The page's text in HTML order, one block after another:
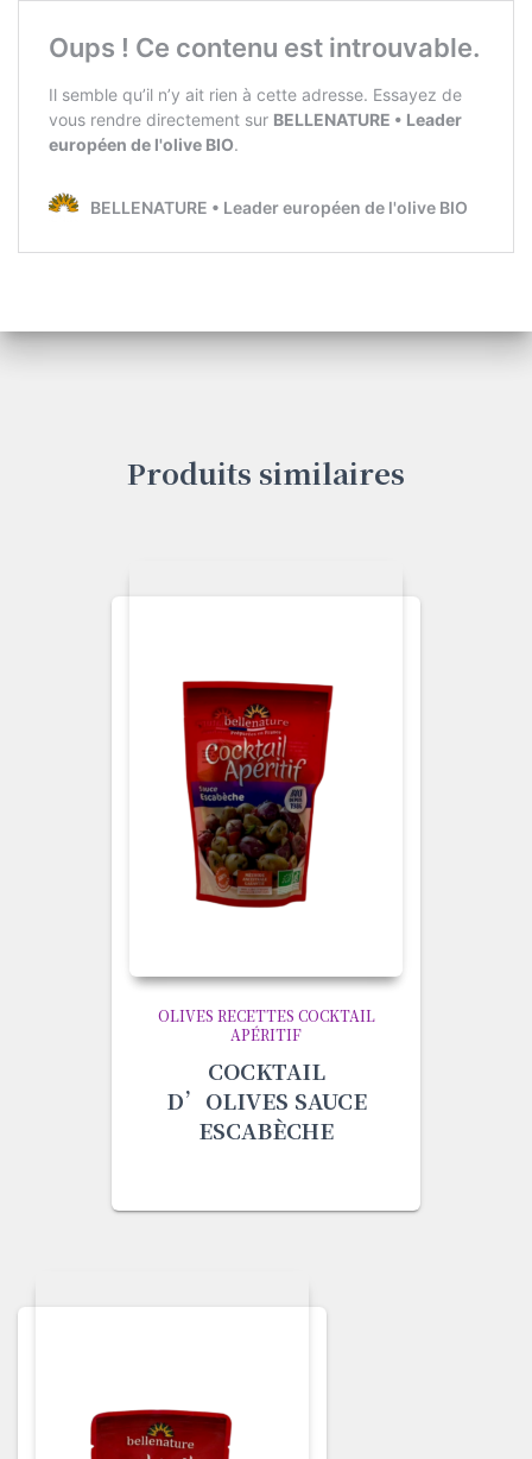
Produits similaires
OLIVES RECETTES COCKTAIL
APÉRITIF
COCKTAIL
D’OLIVES SAUCE
ESCABÈCHE